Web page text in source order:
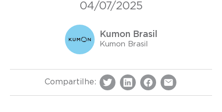
04/07/2025
Kumon Brasil
Kumon Brasil
Compartilhe: